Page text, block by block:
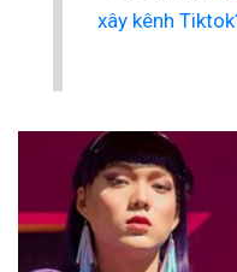
xây kênh